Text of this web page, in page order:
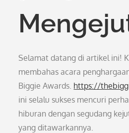
Selamat datang di artikel ini!
membahas acara
Biggie Awards. https://
ini selalu sukses mencuri
hiburan dengan segudang
yang ditawarkannya.